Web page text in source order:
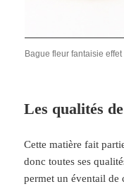
Bague fleur fantaisie
Les qualités
Cette matière fait
donc toutes ses
permet un éventail de